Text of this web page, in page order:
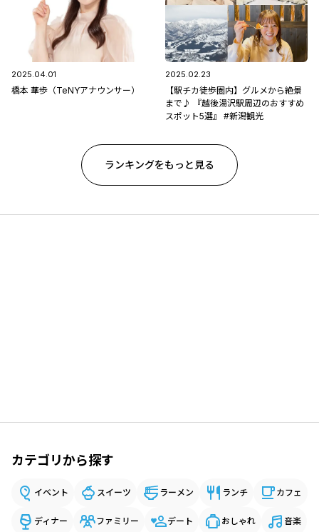
2025.04.01
橋本 華歩（TeNYアナウンサー）
2025.02.23
【駅チカ徒歩圏内】グルメから絶景
まで♪ 『越後湯沢駅周辺のおすすめ
スポット5選』 #新潟観光
ランキングをもっと見る
カテゴリから探す
イベント スイーツ ラーメン ランチ カフェ
ディナー ファミリー デート おしゃれ 音楽